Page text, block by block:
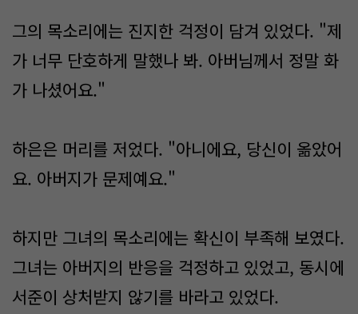
그의 목소리에는 진지한 걱정이 담겨 있었다. "제
가 너무 단호하게 말했나 봐. 아버님께서 정말 화
가 나셨어요."
하은은 머리를 저었다. "아니에요, 당신이 옮았어
요. 아버지가 문제예요."
하지만 그녀의 목소리에는 확신이 부족해 보였다.
그녀는 아버지의 반응을 걱정하고 있었고, 동시에
서준이 상처받지 않기를 바라고 있었다.